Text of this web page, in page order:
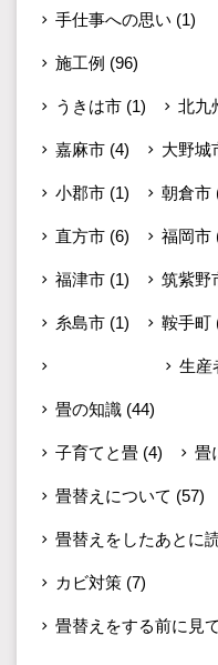
手仕事への思い (1)
施工例 (96)
うきは市 (1) 北九
嘉麻市 (4) 大野城
小郡市 (1) 朝倉市
直方市 (6) 福岡市
福津市 (1) 筑紫野
糸島市 (1) 鞍手町
生産
畳の知識 (44)
子育てと畳 (4) 畳
畳替えについて (57)
畳替えをしたあとに
カビ対策 (7)
畳替えをする前に見